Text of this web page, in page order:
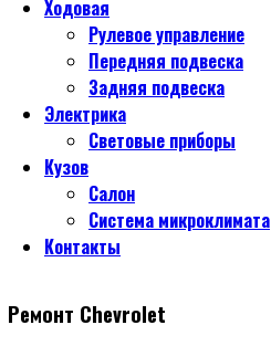
Ходовая
Рулевое управление
Передняя подвеска
Задняя подвеска
Электрика
Световые приборы
Кузов
Салон
Система микроклимата
Контакты
Ремонт Chevrolet